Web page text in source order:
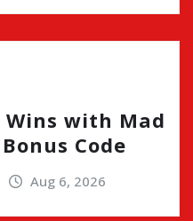
Wins with Mad
Code
Aug 6, 2026